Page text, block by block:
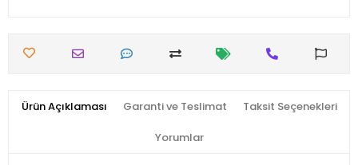
Ürün Açıklaması Garanti ve Teslimat Taksit Seçenekleri
Yorumlar